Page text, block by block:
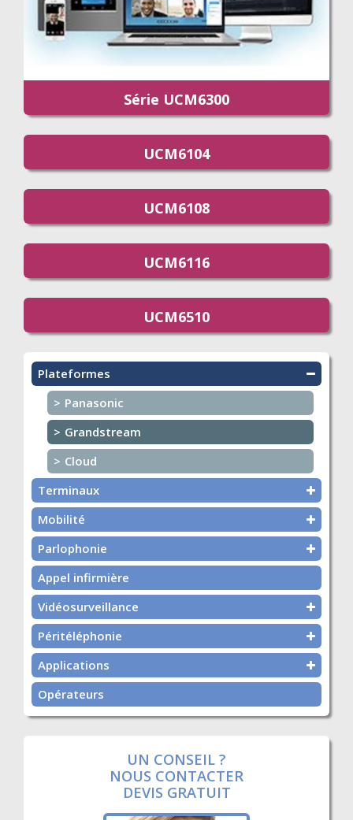
Série UCM6300
UCM6104
UCM6108
UCM6116
UCM6510
Plateformes
Panasonic
Grandstream
Cloud
Terminaux
Mobilité
Parlophonie
Appel infirmière
Vidéosurveillance
Péritéléphonie
Applications
Opérateurs
UN CONSEIL ?
NOUS CONTACTER
DEVIS GRATUIT